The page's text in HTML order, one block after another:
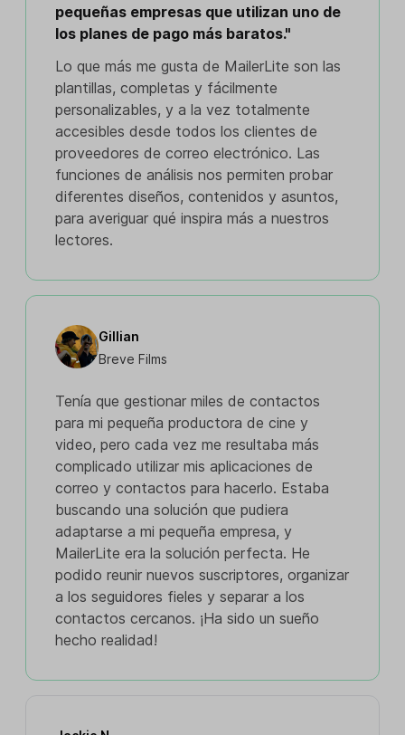
pequeñas empresas que utilizan uno de
los planes de pago más baratos."
Lo que más me gusta de MailerLite son las
plantillas, completas y fácilmente
personalizables, y a la vez totalmente
accesibles desde todos los clientes de
proveedores de correo electrónico. Las
funciones de análisis nos permiten probar
diferentes diseños, contenidos y asuntos,
para averiguar qué inspira más a nuestros
lectores.
Gillian
Breve Films
Tenía que gestionar miles de contactos
para mi pequeña productora de cine y
video, pero cada vez me resultaba más
complicado utilizar mis aplicaciones de
correo y contactos para hacerlo. Estaba
buscando una solución que pudiera
adaptarse a mi pequeña empresa, y
MailerLite era la solución perfecta. He
podido reunir nuevos suscriptores, organizar
a los seguidores fieles y separar a los
contactos cercanos. ¡Ha sido un sueño
hecho realidad!